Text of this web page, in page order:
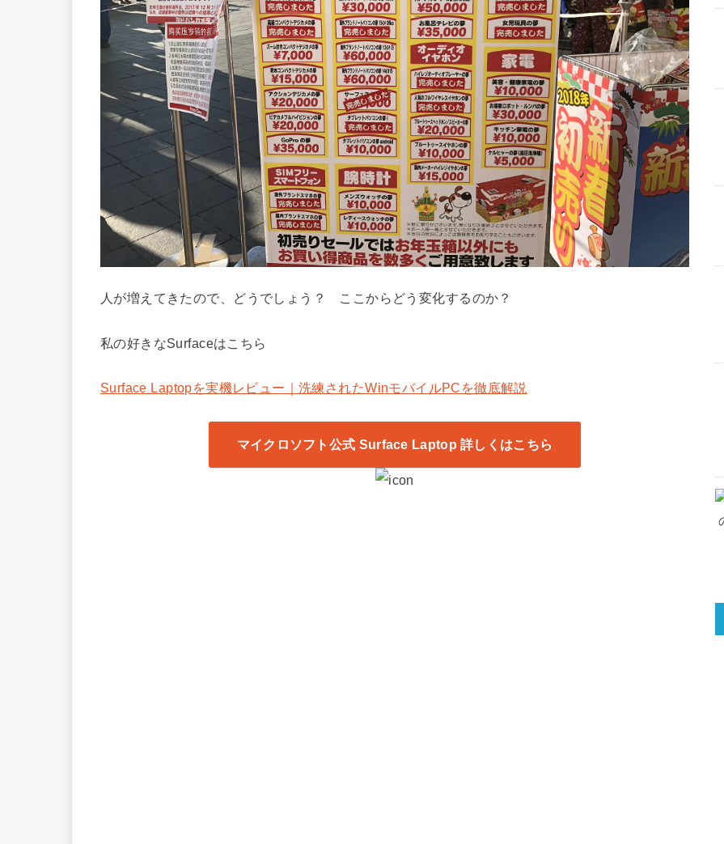
人が増えてきたので、どうでしょう？ ここからどう変化するのか？
私の好きなSurfaceはこちら
Surface Laptopを実機レビュー｜洗練されたWinモバイルPCを徹底解説
マイクロソフト公式 Surface Laptop 詳しくはこちら